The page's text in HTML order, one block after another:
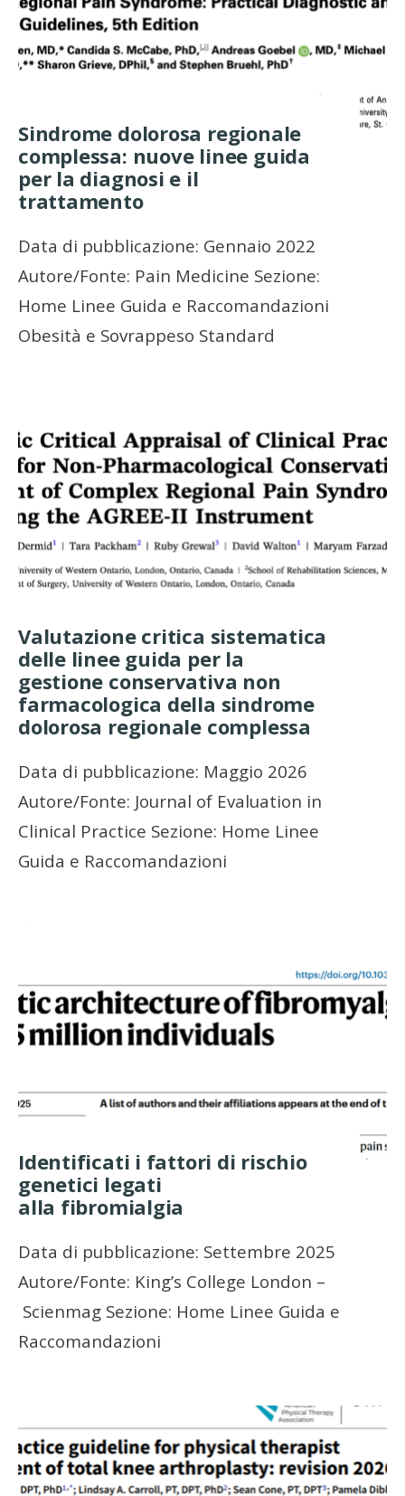
Sindrome dolorosa regionale
complessa: nuove linee guida
per la diagnosi e il
trattamento
Data di pubblicazione: Gennaio 2022
Autore/Fonte: Pain Medicine Sezione:
Home Linee Guida e Raccomandazioni
Obesità e Sovrappeso Standard
Valutazione critica sistematica
delle linee guida per la
gestione conservativa non
farmacologica della sindrome
dolorosa regionale complessa
Data di pubblicazione: Maggio 2026
Autore/Fonte: Journal of Evaluation in
Clinical Practice Sezione: Home Linee
Guida e Raccomandazioni
Identificati i fattori di rischio
genetici legati
alla fibromialgia
Data di pubblicazione: Settembre 2025
Autore/Fonte: King’s College London –
Scienmag Sezione: Home Linee Guida e
Raccomandazioni